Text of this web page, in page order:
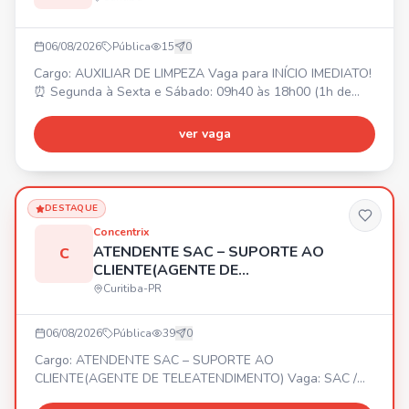
06/08/2026 Pública 15 0
Cargo: AUXILIAR DE LIMPEZA Vaga para INÍCIO IMEDIATO!
⏰ Segunda à Sexta e Sábado: 09h40 às 18h00 (1h de
1.900,00. 🎁 BENEFÍCIOS: Alimentação R$ 494,00 (no
local) e Vale Transporte (para quem optar). Envie seu
ver vaga
DESTAQUE
C
Concentrix
ATENDENTE SAC – SUPORTE AO
CLIENTE(AGENTE DE
TELEATENDIMENTO)
Curitiba-PR
06/08/2026 Pública 39 0
Cargo: ATENDENTE SAC – SUPORTE AO
CLIENTE(AGENTE DE TELEATENDIMENTO) Vaga: SAC /